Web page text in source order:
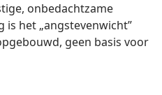
onbedachtzame
is het „angstevenwicht”
geen basis voor